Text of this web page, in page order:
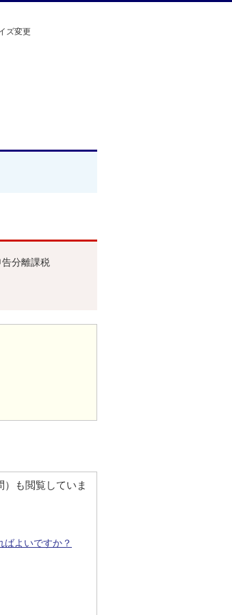
ズ変更
分離課税
）も閲覧していま
ばよいですか？